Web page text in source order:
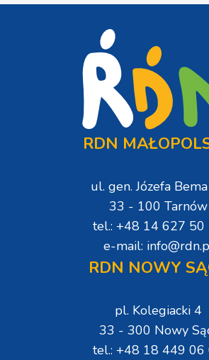
RDN
ul. gen. Józefa
33 - 100 Tarnów
tel.: +48 14 627 50
e-mail:
RDN NOWY
pl. Kolegiacki 4
33 - 300 Nowy
tel.: +48 18 449 06